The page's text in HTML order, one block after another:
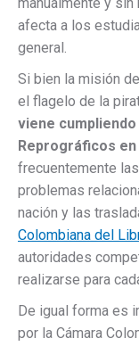
afecta a los
general.
Si bien la misión
el flagelo de la
viene
Reprográficos
frecuentemente
problemas
nación y las
Colombiana del
autoridades
realizarse para
De igual forma es
por la Cámara